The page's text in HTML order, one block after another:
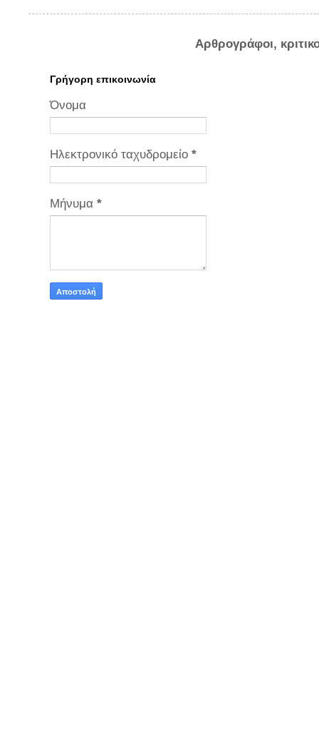
Αρθρογράφοι,
Γρήγορη επικοινωνία
Όνομα
Ηλεκτρονικό ταχυδρομείο *
Μήνυμα *